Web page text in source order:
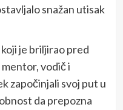
snažan utisak
je briljirao pred
mentor, vodič i
započinjali svoj put u
da prepozna